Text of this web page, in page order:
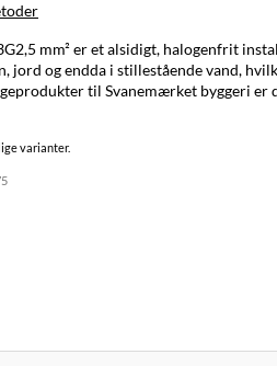
Pris
Leveres
39,00 kr.
I morgen
49,00 kr.
Mandag d. 10/8
mm² er et alsidigt, halogenfrit
jord og endda i stillestående vand,
til Svanemærket byggeri er
varianter.